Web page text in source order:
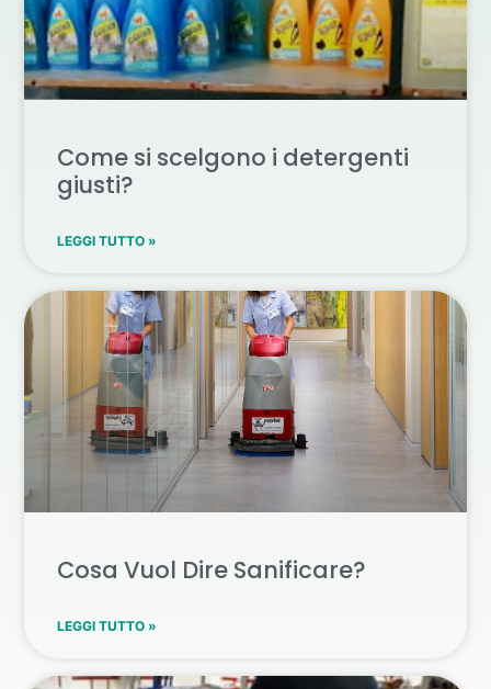
Come si scelgono i detergenti
giusti?
LEGGI TUTTO »
Cosa Vuol Dire Sanificare?
LEGGI TUTTO »